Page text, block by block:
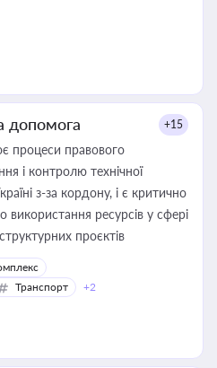
допомога +15
процеси правового
і контролю технічної
з-за кордону, і є критично
ресурсів у сфері
проєктів
Транспорт +2